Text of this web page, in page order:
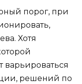
порог, при
Хотя
варьироваться
решений по